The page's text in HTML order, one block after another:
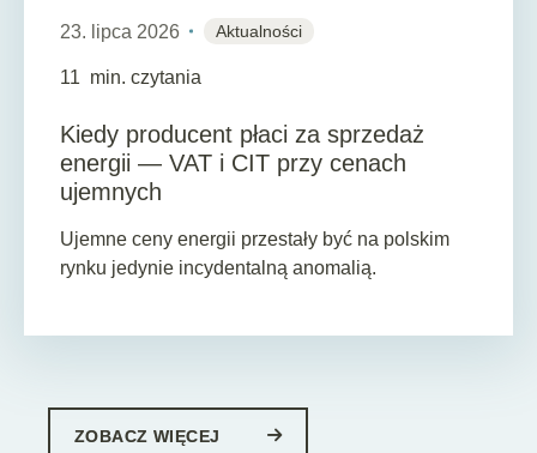
23. lipca 2026 Aktualności
11 min. czytania
Kiedy producent płaci za sprzedaż
energii — VAT i CIT przy cenach
ujemnych
Ujemne ceny energii przestały być na polskim
rynku jedynie incydentalną anomalią.
ZOBACZ WIĘCEJ